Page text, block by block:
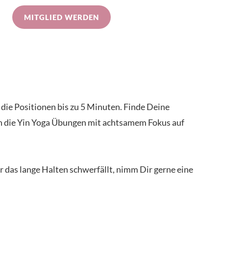
MITGLIED WERDEN
Positionen bis zu 5 Minuten. Finde Deine
Yin Yoga Übungen mit achtsamem Fokus auf
lange Halten schwerfällt, nimm Dir gerne eine